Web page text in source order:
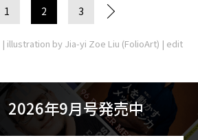
1 2 3
illustration by Jia-yi Zoe Liu (FolioArt) | edit
2026年9月号発売中